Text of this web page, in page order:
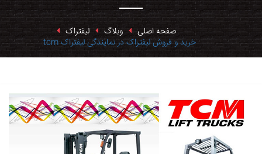
صفحه اصلی وبلاگ لیفتراک
خرید و فروش لیفتراک در نمایندگی لیفتراک tcm